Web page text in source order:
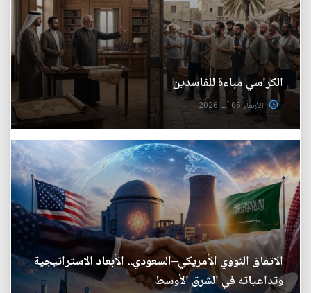
الكراسي مباءة للفاسدين
الأربعاء 05 آب 2026
الاتفاق النووي الأمريكي–السعودي.. الأبعاد الاستراتيجية
وتداعياته في الشرق الأوسط